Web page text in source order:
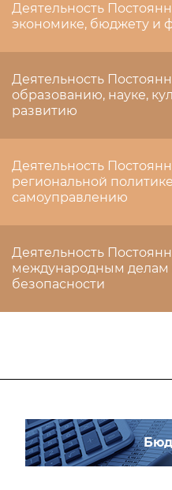
Деятельность
экономике, бюджету и
Деятельность
образованию, науке,
развитию
Деятельность
региональной
самоуправлению
Деятельность
международным делам
безопасности